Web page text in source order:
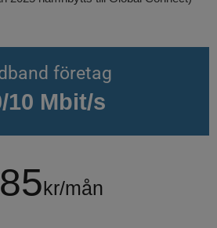
företag
10 Mbit/s
kr/mån